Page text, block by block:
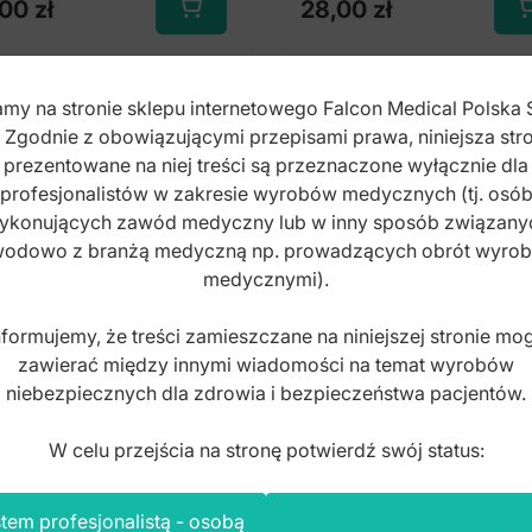
zł
ma
wiele
wariantów.
Opcje
można
wybrać
produktu
28,00 zł
ma
Opcje
Łuki stalowe
na stronie sklepu internetowego Falcon Medical Polska
Zgodnie z obowiązującymi przepisami prawa, niniejsza
prezentowane na niej treści są przeznaczone wyłącznie dla
profesjonalistów w zakresie wyrobów medycznych (tj. osób
zawód medyczny lub w inny sposób
z branżą medyczną np. prowadzących obrót
medycznymi).
że treści zamieszczane na niniejszej stronie
zawierać między innymi wiadomości na temat wyrobów
niebezpiecznych dla zdrowia i bezpieczeństwa pacjentów.
W celu przejścia na stronę potwierdź swój status:
profesjonalistą - osobą